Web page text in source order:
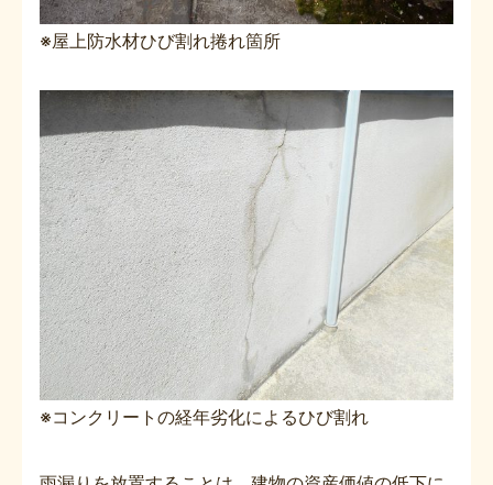
※屋上防水材ひび割れ捲れ箇所
※コンクリートの経年劣化によるひび割れ